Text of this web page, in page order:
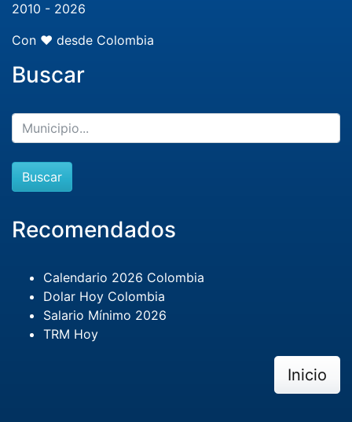
2010 - 2026
Con ❤️ desde Colombia
Buscar
Buscar
Recomendados
Calendario 2026 Colombia
Dolar Hoy Colombia
Salario Mínimo 2026
TRM Hoy
Inicio